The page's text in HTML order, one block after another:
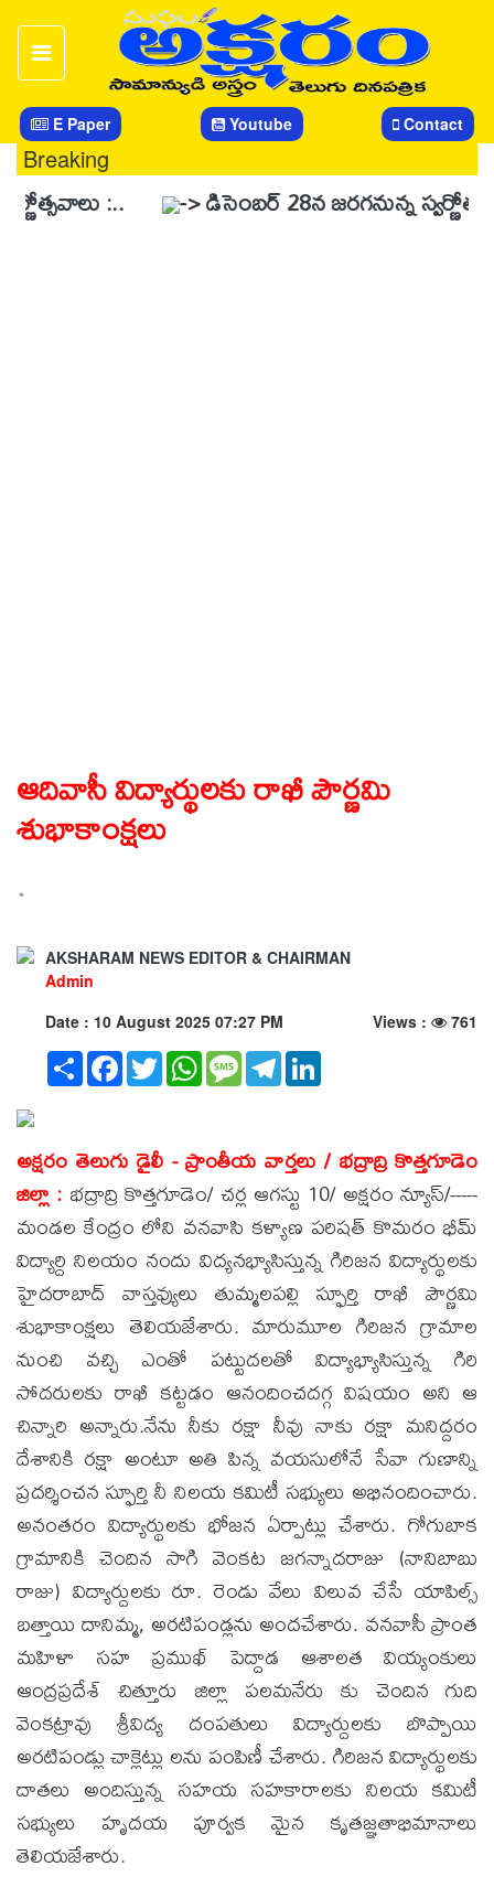
E Paper Youtube Contact
Breaking
:.. -> డిసెంబర్ 28న జరగనున్న స్వర్ణోత్సవ
ఆదివాసీ విద్యార్థులకు రాఖీ పౌర్ణమి
శుభాకాంక్షలు
.
AKSHARAM NEWS EDITOR & CHAIRMAN
Admin
Date : 10 August 2025 07:27 PM
Views :
761
Share Facebook
TwitterWhatsAppMessageTelegram
అక్షరం తెలుగు డైలీ - ప్రాంతీయ వార్తలు / భద్రాద్రి కొత్తగూడెం
జిల్లా : భద్రాద్రి కొత్తగూడెం/ చర్ల ఆగస్టు 10/ అక్షరం న్యూస్/-----
మండల కేంద్రం లోని వనవాసి కళ్యాణ పరిషత్ కొమరం భీమ్
విద్యార్ది నిలయం నందు విద్యనభ్యాసిస్తున్న గిరిజన విద్యార్థులకు
హైదరాబాద్ వాస్తవ్యులు తుమ్మలపల్లి స్ఫూర్తి రాఖీ పౌర్ణమి
శుభాకాంక్షలు తెలియజేశారు. మారుమూల గిరిజన గ్రామాల
నుంచి వచ్చి ఎంతో పట్టుదలతో విద్యాభ్యాసిస్తున్న గిరి
సోదరులకు రాఖీ కట్టడం ఆనందించదగ్గ విషయం అని ఆ
చిన్నారి అన్నారు.నేను నీకు రక్షా నీవు నాకు రక్షా మనిద్దరం
దేశానికి రక్షా అంటూ అతి పిన్న వయసులోనే సేవా గుణాన్ని
ప్రదర్శించన స్ఫూర్తి నీ నిలయ కమిటీ సభ్యులు అభినందించారు.
అనంతరం విద్యార్థులకు భోజన ఏర్పాట్లు చేశారు. గోగుబాక
గ్రామానికి చెందిన సాగి వెంకట జగన్నాదరాజు (నానిబాబు
రాజు) విద్యార్దులకు రూ. రెండు వేలు విలువ చేసే యాపిల్స్
బత్తాయి దానిమ్మ, అరటిపండ్లను అందచేశారు. వనవాసీ ప్రాంత
మహిళా సహ ప్రముఖ్ పెద్దాడ ఆశాలత వియ్యంకులు
ఆంద్రప్రదేశ్ చిత్తూరు జిల్లా పలమనేరు కు చెందిన గుది
వెంకట్రావు శ్రీవిద్య దంపతులు విద్యార్దులకు బొప్పాయి
అరటిపండ్లు చాక్లెట్లు లను పంపిణీ చేశారు. గిరిజన విద్యార్థులకు
దాతలు అందిస్తున్న సహయ సహకారాలకు నిలయ కమిటీ
సభ్యులు హృదయ పూర్వక మైన కృతజ్ఞతాభిమానాలు
తెలియజేశారు.